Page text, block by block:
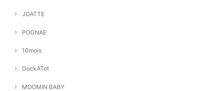
JOATTE
POGNAE
10mois
DockATot
MOOMIN BABY